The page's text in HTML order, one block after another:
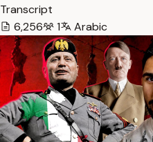
Transcript
6,256
1 Arabic